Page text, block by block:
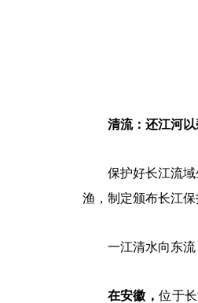
清流：还江河以
保护好长江流
渔，制定颁布长江
一江清水向东流
在安徽，位于